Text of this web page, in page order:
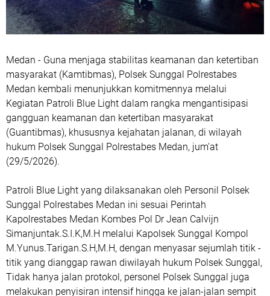
‎Medan - ‎Guna menjaga stabilitas keamanan dan ketertiban
masyarakat (Kamtibmas), Polsek Sunggal Polrestabes
Medan kembali menunjukkan komitmennya melalui
Kegiatan Patroli Blue Light dalam rangka mengantisipasi
gangguan keamanan dan ketertiban masyarakat
(Guantibmas), khususnya kejahatan jalanan, di wilayah
hukum Polsek Sunggal Polrestabes Medan, jum'at
(29/5/2026).
‎Patroli Blue Light yang dilaksanakan oleh Personil Polsek
Sunggal Polrestabes Medan ini sesuai Perintah
Kapolrestabes Medan Kombes Pol Dr Jean Calvijn
Simanjuntak.S.I.K,M.H melalui Kapolsek Sunggal Kompol
M.Yunus.Tarigan.S.H,M.H, dengan menyasar sejumlah titik -
titik yang dianggap rawan diwilayah hukum Polsek Sunggal,
Tidak hanya jalan protokol, personel Polsek Sunggal juga
melakukan penyisiran intensif hingga ke jalan-jalan sempit